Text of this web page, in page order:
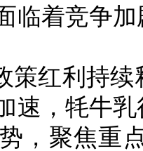
临着竞争
策红利持
速，牦牛
，聚焦重